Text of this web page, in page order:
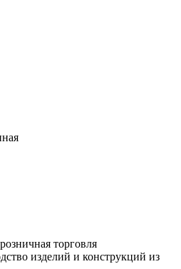
торговля
изделий и конструкций из